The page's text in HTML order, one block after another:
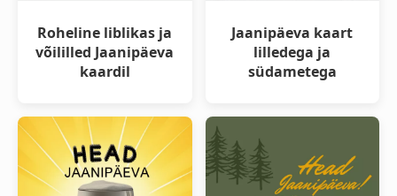
Roheline liblikas ja
võililled Jaanipäeva
kaardil
Jaanipäeva kaart
lilledega ja
südametega